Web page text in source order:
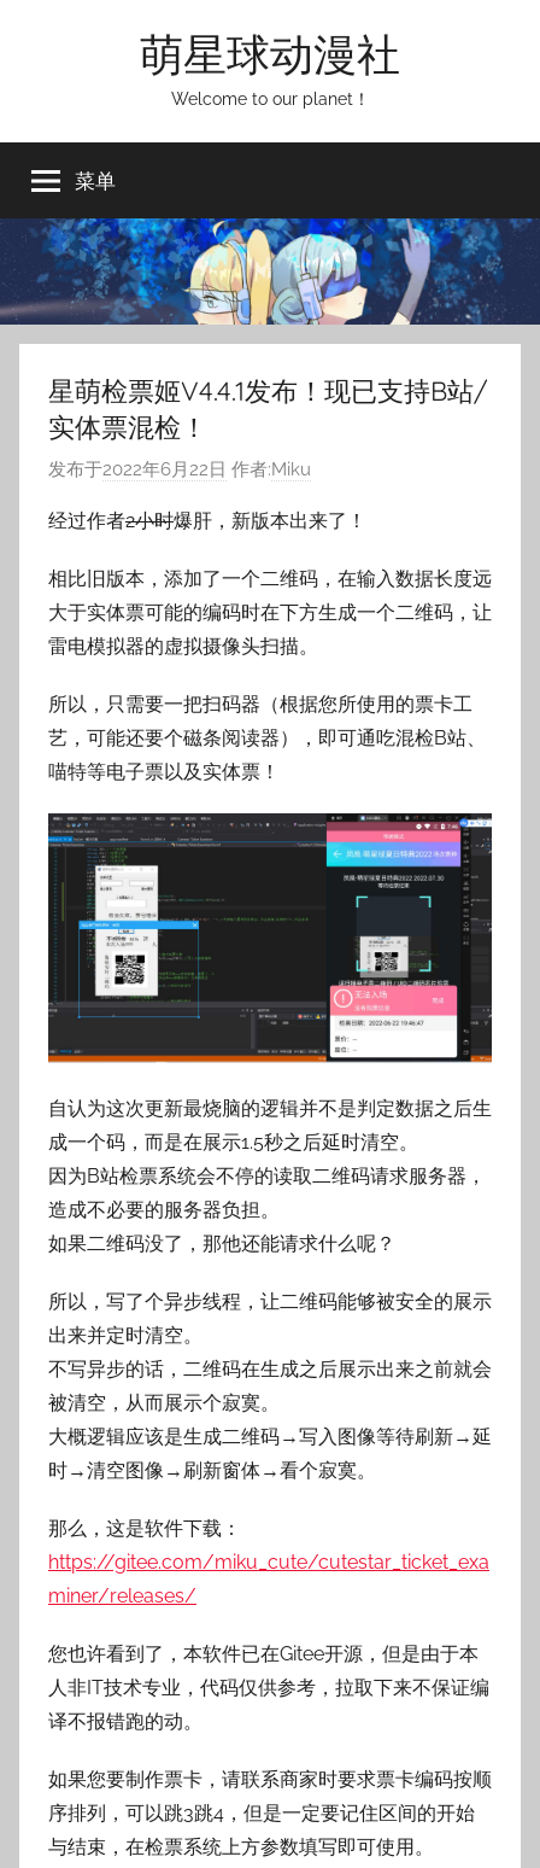
萌星球动漫社
Welcome to our planet！
菜单
星萌检票姬V4.4.1发布！现已支持B站/
实体票混检！
发布于2022年6月22日 作者:Miku
经过作者2小时爆肝，新版本出来了！
相比旧版本，添加了一个二维码，在输入数据长度远
大于实体票可能的编码时在下方生成一个二维码，让
雷电模拟器的虚拟摄像头扫描。
所以，只需要一把扫码器（根据您所使用的票卡工
艺，可能还要个磁条阅读器），即可通吃混检B站、
喵特等电子票以及实体票！
自认为这次更新最烧脑的逻辑并不是判定数据之后生
成一个码，而是在展示1.5秒之后延时清空。
因为B站检票系统会不停的读取二维码请求服务器，
造成不必要的服务器负担。
如果二维码没了，那他还能请求什么呢？
所以，写了个异步线程，让二维码能够被安全的展示
出来并定时清空。
不写异步的话，二维码在生成之后展示出来之前就会
被清空，从而展示个寂寞。
大概逻辑应该是生成二维码→写入图像等待刷新→延
时→清空图像→刷新窗体→看个寂寞。
那么，这是软件下载：
https://gitee.com/miku_cute/cutestar_ticket_exa
miner/releases/
您也许看到了，本软件已在Gitee开源，但是由于本
人非IT技术专业，代码仅供参考，拉取下来不保证编
译不报错跑的动。
如果您要制作票卡，请联系商家时要求票卡编码按顺
序排列，可以跳3跳4，但是一定要记住区间的开始
与结束，在检票系统上方参数填写即可使用。